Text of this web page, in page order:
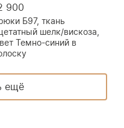
900
Б97, ткань
шелк/вискоза,
Темно-синий в
ещё